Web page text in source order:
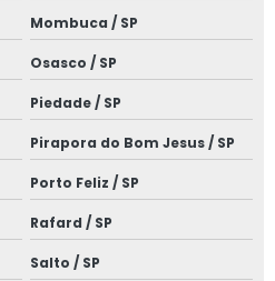
Mombuca / SP
Osasco / SP
Piedade / SP
Pirapora do Bom Jesus / SP
Porto Feliz / SP
Rafard / SP
Salto / SP